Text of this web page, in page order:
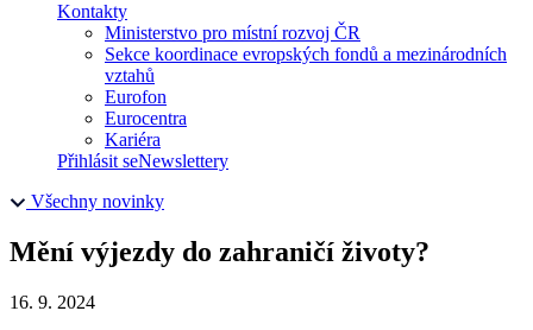
Kontakty
Ministerstvo pro místní rozvoj ČR
Sekce koordinace evropských fondů a mezinárodních
vztahů
Eurofon
Eurocentra
Kariéra
Přihlásit seNewslettery
Všechny novinky
Mění výjezdy do zahraničí životy?
16. 9. 2024